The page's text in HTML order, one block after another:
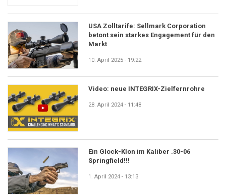
USA Zolltarife: Sellmark Corporation
betont sein starkes Engagement für den
Markt
10. April 2025 - 19:22
Video: neue INTEGRIX-Zielfernrohre
28. April 2024 - 11:48
Ein Glock-Klon im Kaliber .30-06
Springfield!!!
1. April 2024 - 13:13